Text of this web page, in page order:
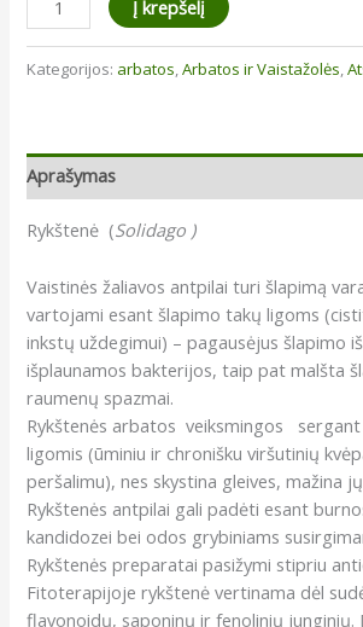
kiekis:
Rykštenė
Į krepšelį
Kategorijos: arbatos,Arbatos ir Vaistažolės,
Aprašymas
Rykštenė (Solidago )
Vaistinės žaliavos antpilai turi šlapimą
vartojami esant šlapimo takų ligoms
inkstų uždegimui) – pagausėjus šlapimo
išplaunamos bakterijos, taip pat malšta
raumenų spazmai.
Rykštenės arbatos veiksmingos
ligomis (ūminiu ir chronišku viršutinių
peršalimu), nes skystina gleives, mažina
Rykštenės antpilai gali padėti esant
kandidozei bei odos grybiniams
Rykštenės preparatai pasižymi stipriu
Fitoterapijoje rykštenė vertinama dėl
flavonoidų, saponinų ir fenolinių junginių.